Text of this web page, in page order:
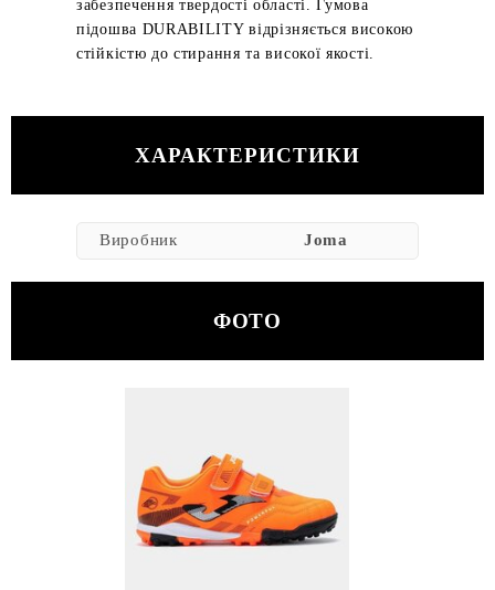
забезпечення твердості області. Гумова
підошва DURABILITY відрізняється високою
стійкістю до стирання та високої якості.
ХАРАКТЕРИСТИКИ
Виробник Joma
ФОТО